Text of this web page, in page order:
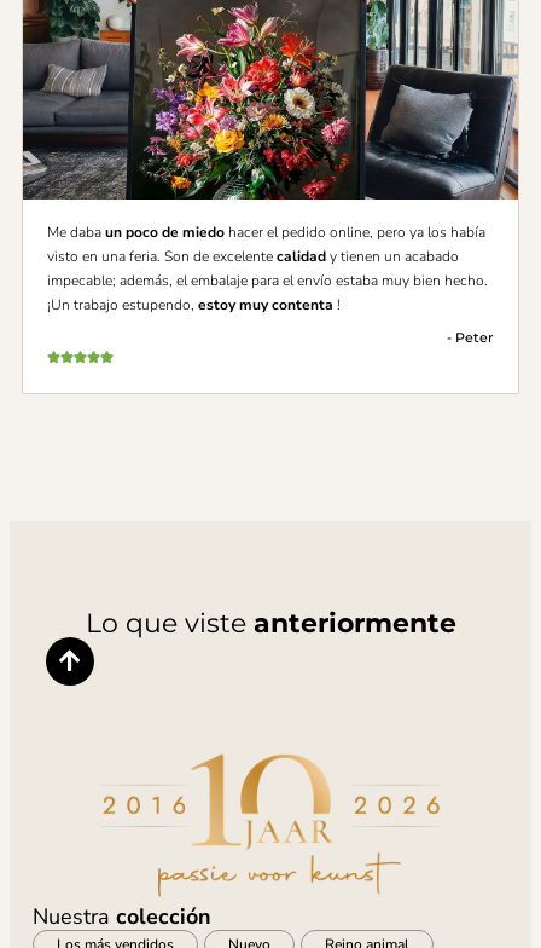
Me dabaun poco de miedo hacer el pedido online, pero ya los había
visto en una feria. Son de excelentecalidady tienen un acabado
impecable; además, el embalaje para el envío estaba muy bien hecho.
¡Un trabajo estupendo, estoy muy contenta !
- Peter
Lo que viste anteriormente
Nuestra colección
Los más vendidos Nuevo Reino animal